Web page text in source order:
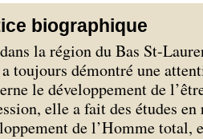
biographique
la région du Bas St-
a toujours démontré une
le développement de
elle a fait des études
de l’Homme total,